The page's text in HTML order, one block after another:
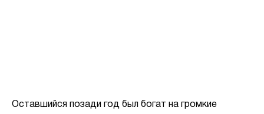
Оставшийся позади год был богат на громкие